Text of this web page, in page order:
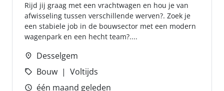
Rijd jij graag met een vrachtwagen en hou je van
afwisseling tussen verschillende werven?. Zoek je
een stabiele job in de bouwsector met een modern
wagenpark en een hecht team?....
Desselgem
Bouw
Voltijds
één maand geleden